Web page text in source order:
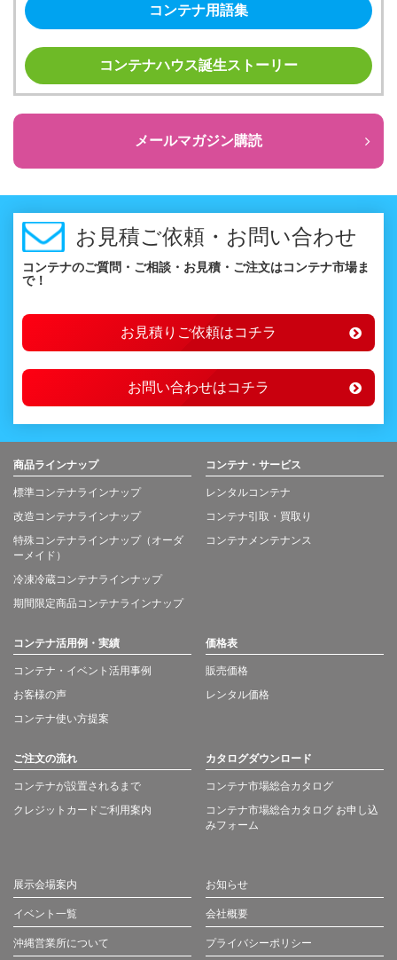
コンテナ用語集
コンテナハウス誕生ストーリー
メールマガジン購読
お見積ご依頼・お問い合わせ
コンテナのご質問・ご相談・お見積・ご注文はコンテナ市場ま
で！
お見積りご依頼はコチラ
お問い合わせはコチラ
商品ラインナップ
標準コンテナラインナップ
改造コンテナラインナップ
特殊コンテナラインナップ（オーダ
ーメイド）
冷凍冷蔵コンテナラインナップ
期間限定商品コンテナラインナップ
コンテナ・サービス
レンタルコンテナ
コンテナ引取・買取り
コンテナメンテナンス
コンテナ活用例・実績
コンテナ・イベント活用事例
お客様の声
コンテナ使い方提案
価格表
販売価格
レンタル価格
ご注文の流れ
コンテナが設置されるまで
クレジットカードご利用案内
カタログダウンロード
コンテナ市場総合カタログ
コンテナ市場総合カタログ お申し込
みフォーム
展示会場案内 お知らせ
イベント一覧 会社概要
沖縄営業所について プライバシーポリシー